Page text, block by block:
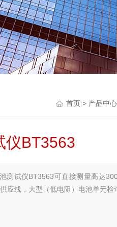
首页 > 产品中心
仪BT3563
测试仪BT3563可直接测量高达
应线，大型（低电阻）电池单元检